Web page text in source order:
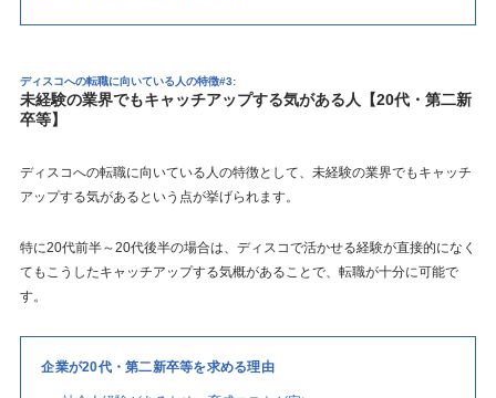
ディスコへの転職に向いている人の特徴#3:
未経験の業界でもキャッチアップする気がある人【20代・第二新
卒等】
ディスコへの転職に向いている人の特徴として、未経験の業界でもキャッチ
アップする気があるという点が挙げられます。
特に20代前半～20代後半の場合は、ディスコで活かせる経験が直接的になく
てもこうしたキャッチアップする気概があることで、転職が十分に可能で
す。
企業が20代・第二新卒等を求める理由